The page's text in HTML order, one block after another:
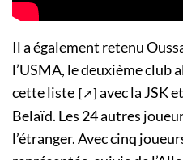
Il a également retenu
l’USMA, le deuxième club
cetteliste
avec la JSK
Belaïd. Les 24 autres
l’étranger. Avec cinq